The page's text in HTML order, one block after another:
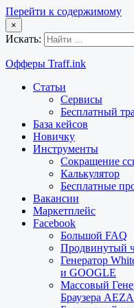
Перейти к содержимому
×
Искать:
Офферы Traff.ink
Статьи
Сервисы
Бесплатный
База кейсов
Новичку
Инструменты
Сокращение
Калькулятор
Бесплатные
Вакансии
Маркетплейс
Facebook
Большой FAQ
Продвинутый
Генератор
и GOOGLE
Массовый
Браузера